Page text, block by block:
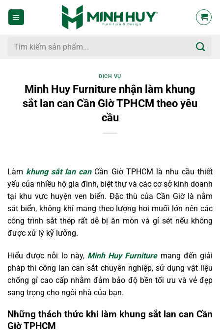
dung
Tìm
DỊCH VỤ
Minh Huy Furniture nhận làm khung
sắt lan can Cần Giờ TPHCM theo yêu
cầu
Làm khung sắt lan canCần Giờ TPHCM là nhu cầu thiết
yếu của nhiều hộ gia đình, biệt thự và các cơ sở kinh doanh
tại khu vực huyện ven biển. Đặc thù của Cần Giờ là nằm
sát biển, không khí mang theo lượng hơi muối lớn nên các
công trình sắt thép rất dễ bị ăn mòn và gỉ sét nếu không
được xử lý kỹ lưỡng.
Hiểu được nỗi lo này, Minh Huy Furnituremang đến giải
pháp thi công lan can sắt chuyên nghiệp, sử dụng vật liệu
chống gỉ cao cấp nhằm đảm bảo độ bền tối ưu và vẻ đẹp
sang trọng cho ngôi nhà của bạn.
Những thách thức khi làm khung sắt lan can Cần
Giờ TPHCM